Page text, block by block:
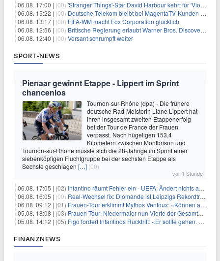
06.08. 17:00 | (00) 'Stranger Things'-Star David Harbour kehrt für 'Violent Night 2' zurück – Kristen Bell stößt zur Besetzung
06.08. 15:22 | (00) Deutsche Telekom bleibt bei MagentaTV-Kunden vage
06.08. 13:17 | (00) FIFA-WM macht Fox Corporation glücklich
06.08. 12:56 | (00) Britische Regierung erlaubt Warner Bros. Discovery-Übernahme
06.08. 12:40 | (00) Versant schrumpft weiter
SPORT-NEWS
Pienaar gewinnt Etappe - Lippert im Sprint
chancenlos
Tournon-sur-Rhône (dpa) - Die frühere
deutsche Rad-Meisterin Liane Lippert hat
ihren insgesamt zweiten Etappenerfolg
bei der Tour de France der Frauen
verpasst. Nach hügeligen 153,4
Kilometern zwischen Montbrison und
Tournon-sur-Rhone musste sich die 28-Jährige im Sprint einer
siebenköpfigen Fluchtgruppe bei der sechsten Etappe als
Sechste geschlagen […] (00)
vor 1 Stunde
06.08. 17:05 | (02) Infantino räumt Fehler ein - UEFA: Ändert nichts an Boykott
06.08. 16:05 | (00) Real-Wechsel fix: Diomande ist Leipzigs Rekordtransfer
06.08. 09:12 | (01) Frauen-Tour erklimmt Mythos Ventoux: «Können alles schaffen»
05.08. 18:08 | (03) Frauen-Tour: Niedermaier nun Vierte der Gesamtwertung
05.08. 14:12 | (05) Figo fordert Infantinos Rücktritt: «Er sollte gehen. Jetzt»
FINANZNEWS